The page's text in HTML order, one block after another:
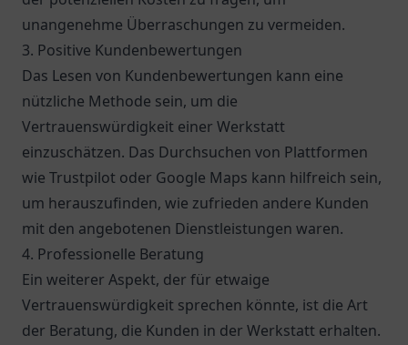
unangenehme Überraschungen zu vermeiden.
3. Positive Kundenbewertungen
Das Lesen von Kundenbewertungen kann eine
nützliche Methode sein, um die
Vertrauenswürdigkeit einer Werkstatt
einzuschätzen. Das Durchsuchen von Plattformen
wie Trustpilot oder Google Maps kann hilfreich sein,
um herauszufinden, wie zufrieden andere Kunden
mit den angebotenen Dienstleistungen waren.
4. Professionelle Beratung
Ein weiterer Aspekt, der für etwaige
Vertrauenswürdigkeit sprechen könnte, ist die Art
der Beratung, die Kunden in der Werkstatt erhalten.